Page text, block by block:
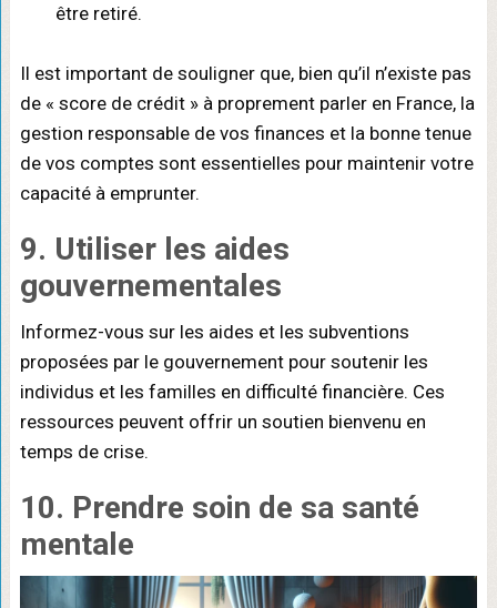
être retiré.
Il est important de souligner que, bien qu’il n’existe pas
de « score de crédit » à proprement parler en France, la
gestion responsable de vos finances et la bonne tenue
de vos comptes sont essentielles pour maintenir votre
capacité à emprunter.
9. Utiliser les aides
gouvernementales
Informez-vous sur les aides et les subventions
proposées par le gouvernement pour soutenir les
individus et les familles en difficulté financière. Ces
ressources peuvent offrir un soutien bienvenu en
temps de crise.
10. Prendre soin de sa santé
mentale